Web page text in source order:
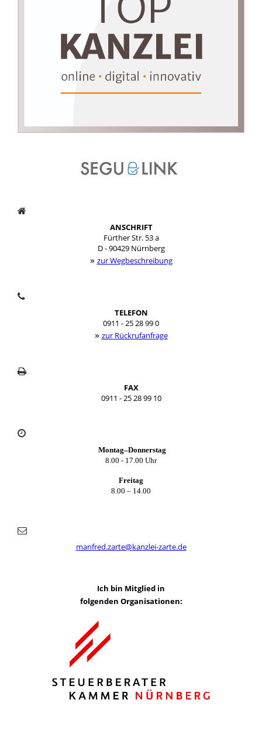
ANSCHRIFT
Fürther Str. 53 a
D - 90429 Nürnberg
» zur Wegbeschreibung
TELEFON
0911 - 25 28 99 0
» zur Rückrufanfrage
FAX
0911 - 25 28 99 10
Montag–Donnerstag
8.00 - 17.00 Uhr
Freitag
8.00 – 14.00
manfred.zarte@kanzlei-zarte.de
Ich bin Mitglied in
folgenden Organisationen: